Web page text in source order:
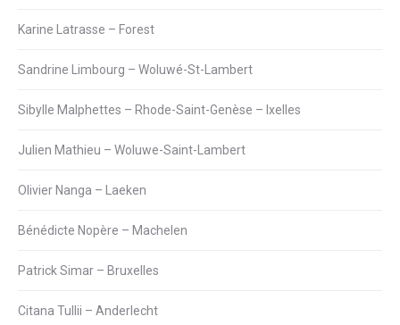
Karine Latrasse – Forest
Sandrine Limbourg – Woluwé-St-Lambert
Sibylle Malphettes – Rhode-Saint-Genèse – Ixelles
Julien Mathieu – Woluwe-Saint-Lambert
Olivier Nanga – Laeken
Bénédicte Nopère – Machelen
Patrick Simar – Bruxelles
Citana Tullii – Anderlecht